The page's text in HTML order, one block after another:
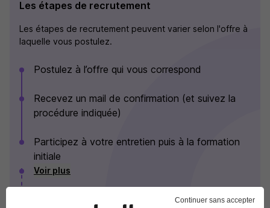
Les étapes de recrutement
Les étapes de recrutement peuvent varier selon l'offre à
laquelle vous postulez.
Postulez à l’offre qui vous correspond
Recevez un mail de confirmation (et suivez la
procédure indiquée)
Participez à votre entretien puis à la formation
initiale
Voir plus
Continuer sans accepter